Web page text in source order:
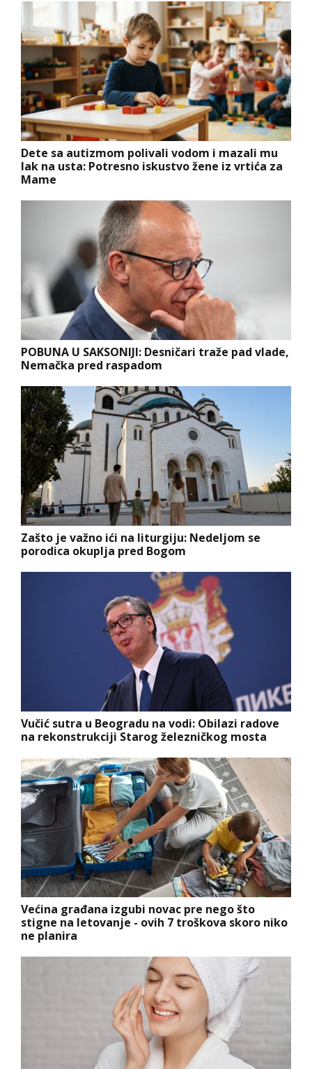
Dete sa autizmom polivali vodom i mazali mu
lak na usta: Potresno iskustvo žene iz vrtića za
Mame
POBUNA U SAKSONIJI: Desničari traže pad vlade,
Nemačka pred raspadom
Zašto je važno ići na liturgiju: Nedeljom se
porodica okuplja pred Bogom
Vučić sutra u Beogradu na vodi: Obilazi radove
na rekonstrukciji Starog železničkog mosta
Većina građana izgubi novac pre nego što
stigne na letovanje - ovih 7 troškova skoro niko
ne planira